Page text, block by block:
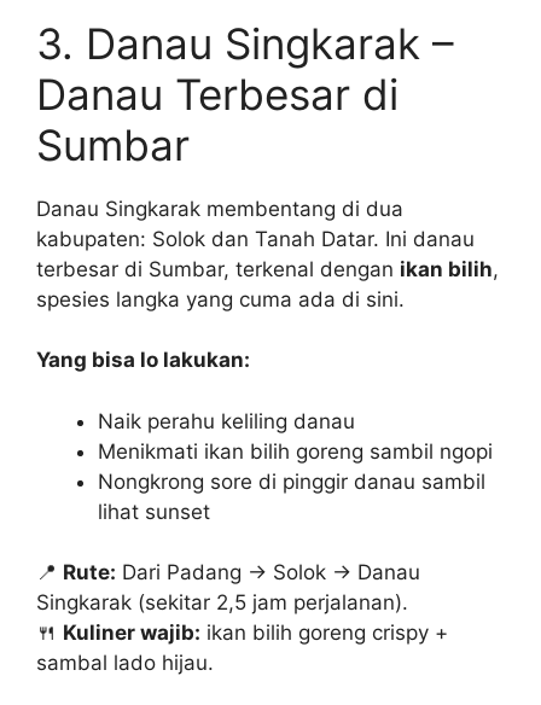
3. Danau Singkarak –
Danau Terbesar di
Sumbar
Danau Singkarak membentang di dua
kabupaten: Solok dan Tanah Datar. Ini danau
terbesar di Sumbar, terkenal dengan ikan bilih,
spesies langka yang cuma ada di sini.
Yang bisa lo lakukan:
Naik perahu keliling danau
Menikmati ikan bilih goreng sambil ngopi
Nongkrong sore di pinggir danau sambil
lihat sunset
📍 Rute: Dari Padang → Solok → Danau
Singkarak (sekitar 2,5 jam perjalanan).
🍴 Kuliner wajib: ikan bilih goreng crispy +
sambal lado hijau.